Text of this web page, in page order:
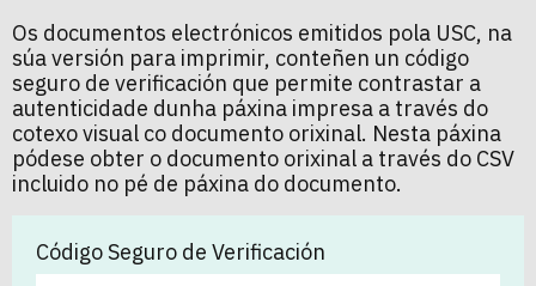
Os documentos electrónicos emitidos pola USC, na
súa versión para imprimir, conteñen un código
seguro de verificación que permite contrastar a
autenticidade dunha páxina impresa a través do
cotexo visual co documento orixinal. Nesta páxina
pódese obter o documento orixinal a través do CSV
incluido no pé de páxina do documento.
Código Seguro de Verificación